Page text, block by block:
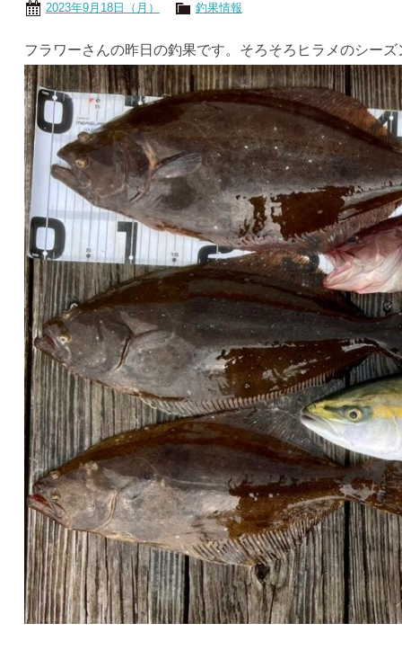
2023年9月18日（月） 釣果情報
フラワーさんの昨日の釣果です。そろそろヒラメのシー